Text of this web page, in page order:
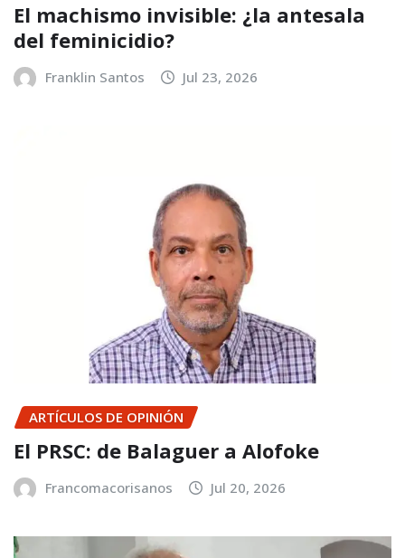
El machismo invisible: ¿la antesala
del feminicidio?
Franklin Santos Jul 23, 2026
ARTÍCULOS DE OPINIÓN
El PRSC: de Balaguer a Alofoke
Francomacorisanos Jul 20, 2026